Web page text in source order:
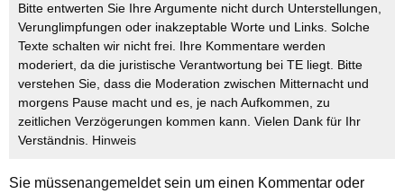
Bitte entwerten Sie Ihre Argumente nicht durch Unterstellungen,
Verunglimpfungen oder inakzeptable Worte und Links. Solche
Texte schalten wir nicht frei. Ihre Kommentare werden
moderiert, da die juristische Verantwortung bei TE liegt. Bitte
verstehen Sie, dass die Moderation zwischen Mitternacht und
morgens Pause macht und es, je nach Aufkommen, zu
zeitlichen Verzögerungen kommen kann. Vielen Dank für Ihr
Verständnis. Hinweis
Sie müssenangemeldetsein um einen Kommentar oder